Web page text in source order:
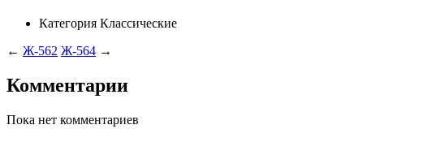
Категория Классические
← Ж-562 Ж-564 →
Комментарии
Пока нет комментариев